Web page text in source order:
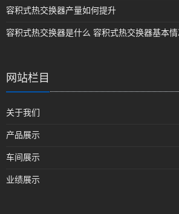
容积式热交换器产量如何提升
容积式热交换器是什么 容积式热交换器基本
网站栏目
关于我们
产品展示
车间展示
业绩展示